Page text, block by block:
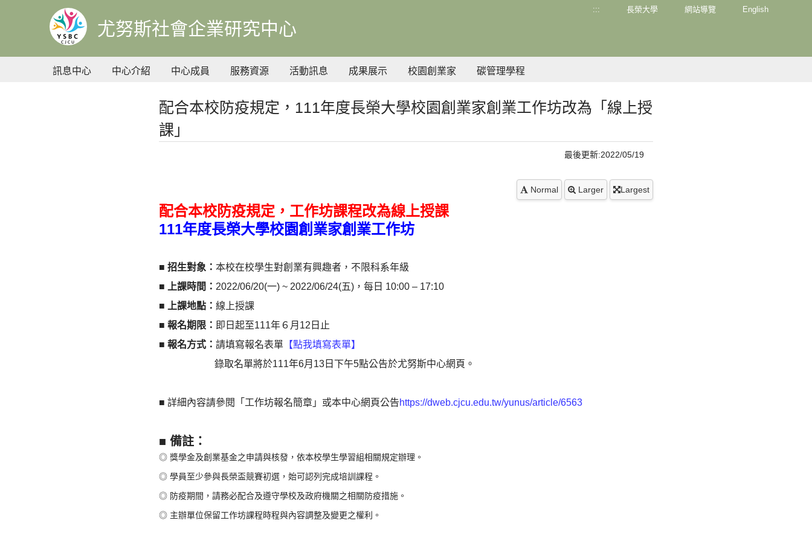
主
要
內
容
尤努斯社會企業研究中心
::: 長榮大學 網站導覽 English
訊息中心 中心介紹 中心成員 服務資源 活動訊息 成果展示 校園創業家 碳管理學程
配合本校防疫規定，111年度長榮大學校園創業家創業工作坊改為「線上授
課」
最後更新:2022/05/19
Normal Larger Largest
配合本校防疫規定，工作坊課程改為線上授課
111年度長榮大學校園創業家創業工作坊
■ 招生對象： 本校在校學生對創業有興趣者，不限科系年級
■ 上課時間： 2022/06/20(一) ~ 2022/06/24(五)，每日 10:00 – 17:10
■ 上課地點： 線上授課
■ 報名期限： 即日起至111年６月12日止
■ 報名方式： 請填寫報名表單【點我填寫表單】
錄取名單將於111年6月13日下午5點公告於尤努斯中心網頁。
■ 詳細內容請參閱「工作坊報名簡章」或本中心網頁公告https://dweb.cjcu.edu.tw/yunus/article/6563
■ 備註：
◎ 獎學金及創業基金之申請與核發，依本校學生學習組相關規定辦理。
◎ 學員至少參與長榮盃競賽初選，始可認列完成培訓課程。
◎ 防疫期間，請務必配合及遵守學校及政府機關之相關防疫措施。
◎ 主辦單位保留工作坊課程時程與內容調整及變更之權利。